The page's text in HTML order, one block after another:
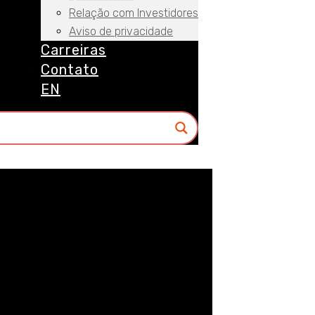
Relação com Investidores
Aviso de privacidade
Carreiras
Contato
EN